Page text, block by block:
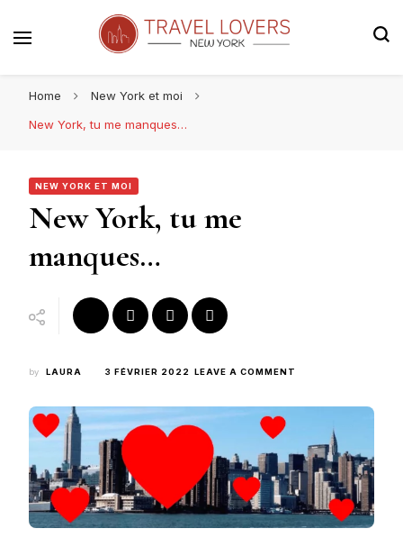
Home
New York et moi
New York, tu me manques…
NEW YORK ET MOI
New York, tu me
manques…
by LAURA 3 FÉVRIER 2022 LEAVE A COMMENT
MANQUES…